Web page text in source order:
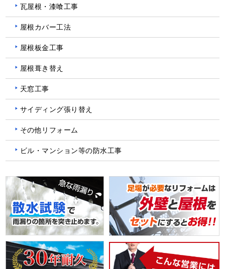
瓦屋根・漆喰工事
屋根カバー工法
屋根板金工事
屋根葺き替え
天窓工事
サイディング張り替え
その他リフォーム
ビル・マンション等の防水工事